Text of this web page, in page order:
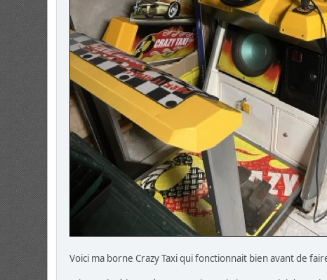
Voici ma borne Crazy Taxi qui fonctionnait bien avant de